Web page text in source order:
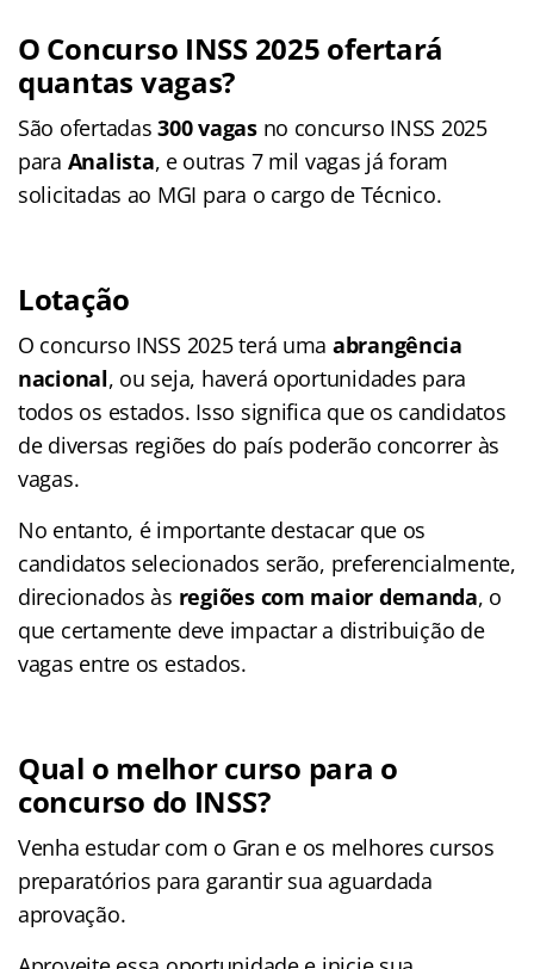
O Concurso INSS 2025 ofertará
quantas vagas?
São ofertadas300 vagasno concurso INSS 2025
para Analista, e outras 7 mil vagas já foram
solicitadas ao MGI para o cargo de Técnico.
Lotação
O concurso INSS 2025 terá uma abrangência
nacional, ou seja, haverá oportunidades para
todos os estados. Isso significa que os candidatos
de diversas regiões do país poderão concorrer às
vagas.
No entanto, é importante destacar que os
candidatos selecionados serão, preferencialmente,
direcionados às regiões com maior demanda, o
que certamente deve impactar a distribuição de
vagas entre os estados.
Qual o melhor curso para o
concurso do INSS?
Venha estudar com o Gran e os melhores cursos
preparatórios para garantir sua aguardada
aprovação.